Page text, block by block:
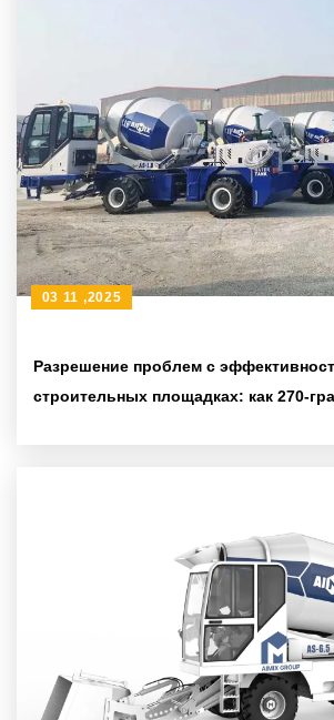
Разрешение проблем с
строительных площадках: как 270-
03 11 ,2025